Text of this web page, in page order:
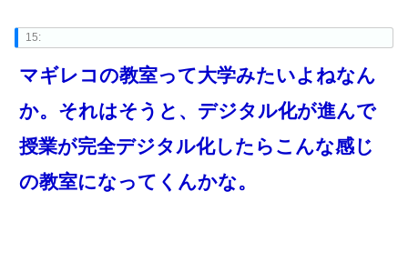
15:
マギレコの教室って大学みたいよねなん
か。それはそうと、デジタル化が進んで
授業が完全デジタル化したらこんな感じ
の教室になってくんかな。